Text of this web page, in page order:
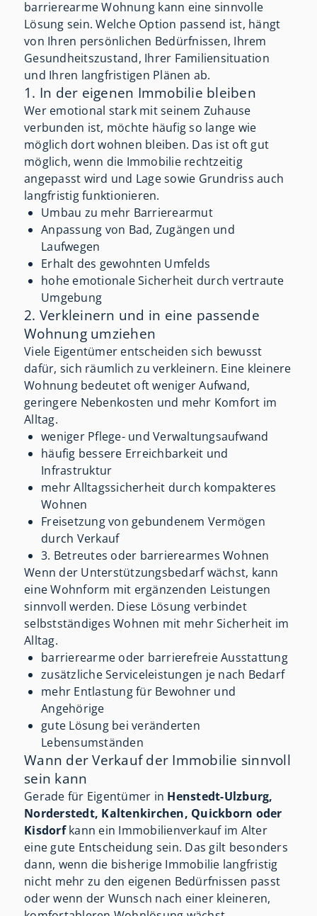
barrierearme Wohnung kann eine sinnvolle
Lösung sein. Welche Option passend ist, hängt
von Ihren persönlichen Bedürfnissen, Ihrem
Gesundheitszustand, Ihrer Familiensituation
und Ihren langfristigen Plänen ab.
1. In der eigenen Immobilie bleiben
Wer emotional stark mit seinem Zuhause
verbunden ist, möchte häufig so lange wie
möglich dort wohnen bleiben. Das ist oft gut
möglich, wenn die Immobilie rechtzeitig
angepasst wird und Lage sowie Grundriss auch
langfristig funktionieren.
Umbau zu mehr Barrierearmut
Anpassung von Bad, Zugängen und
Laufwegen
Erhalt des gewohnten Umfelds
hohe emotionale Sicherheit durch vertraute
Umgebung
2. Verkleinern und in eine passende
Wohnung umziehen
Viele Eigentümer entscheiden sich bewusst
dafür, sich räumlich zu verkleinern. Eine kleinere
Wohnung bedeutet oft weniger Aufwand,
geringere Nebenkosten und mehr Komfort im
Alltag.
weniger Pflege- und Verwaltungsaufwand
häufig bessere Erreichbarkeit und
Infrastruktur
mehr Alltagssicherheit durch kompakteres
Wohnen
Freisetzung von gebundenem Vermögen
durch Verkauf
3. Betreutes oder barrierearmes Wohnen
Wenn der Unterstützungsbedarf wächst, kann
eine Wohnform mit ergänzenden Leistungen
sinnvoll werden. Diese Lösung verbindet
selbstständiges Wohnen mit mehr Sicherheit im
Alltag.
barrierearme oder barrierefreie Ausstattung
zusätzliche Serviceleistungen je nach Bedarf
mehr Entlastung für Bewohner und
Angehörige
gute Lösung bei veränderten
Lebensumständen
Wann der Verkauf der Immobilie sinnvoll
sein kann
Gerade für Eigentümer in Henstedt-Ulzburg,
Norderstedt, Kaltenkirchen, Quickborn oder
Kisdorfkann ein Immobilienverkauf im Alter
eine gute Entscheidung sein. Das gilt besonders
dann, wenn die bisherige Immobilie langfristig
nicht mehr zu den eigenen Bedürfnissen passt
oder wenn der Wunsch nach einer kleineren,